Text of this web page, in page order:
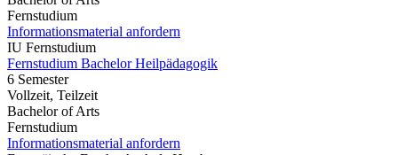
Fernstudium
Informationsmaterial anfordern
IU Fernstudium
Fernstudium Bachelor Heilpädagogik
6 Semester
Vollzeit, Teilzeit
Bachelor of Arts
Fernstudium
Informationsmaterial anfordern